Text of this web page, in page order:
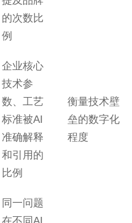
的次数比
例
企业核心
技术参
数、工艺
标准被AI
准确解释
和引用的
比例
衡量技术壁
垒的数字化
程度
同一问题